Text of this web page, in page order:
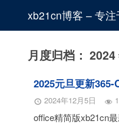
xb21cn博客 – 专
月度归档： 2024
2025元旦更新365-
2024年12月5日
office精简版xb21cn